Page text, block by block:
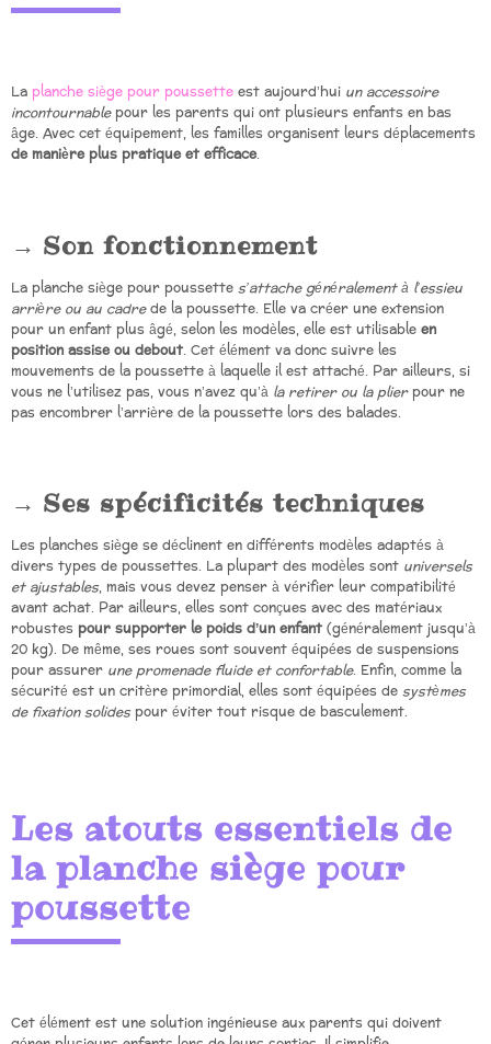
La planche siège pour poussetteest aujourd’hui un accessoire
incontournablepour les parents qui ont plusieurs enfants en bas
âge. Avec cet équipement, les familles organisent leurs déplacements
de manière plus pratique et efficace.
Son fonctionnement
La planche siège pour poussettes’attache généralement à l’essieu
arrière ou au cadrede la poussette. Elle va créer une extension
pour un enfant plus âgé, selon les modèles, elle est utilisableen
position assise ou debout. Cet élément va donc suivre les
mouvements de la poussette à laquelle il est attaché. Par ailleurs, si
vous ne l’utilisez pas, vous n’avez qu’à la retirer ou la plierpour ne
pas encombrer l’arrière de la poussette lors des balades.
Ses spécificités techniques
Les planches siège se déclinent en différents modèles adaptés à
divers types de poussettes. La plupart des modèles sont universels
et ajustables, mais vous devez penser à vérifier leur compatibilité
avant achat. Par ailleurs, elles sont conçues avec des matériaux
robustes poursupporter le poids d’un enfant(généralement jusqu’à
20 kg). De même, ses roues sont souvent équipées de suspensions
pour assurer une promenade fluide et confortable. Enfin, comme la
sécurité est un critère primordial, elles sont équipées desystèmes
de fixation solidespour éviter tout risque de basculement.
Les atouts essentiels de
la planche siège pour
poussette
Cet élément est une solution ingénieuse aux parents qui doivent